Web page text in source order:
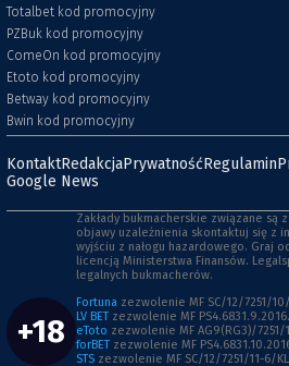
Totalbet kod promocyjny
PZBuk kod promocyjny
ComeOn kod promocyjny
Etoto kod promocyjny
Betway kod promocyjny
Bwin kod promocyjny
KontaktRedakcjaPrywatnośćRegulamin
Google News
+18
Zakłady bukmacherskie związane są
objawy uzależnienia skontaktuj się z
wyjściu z nałogu hazardowego. Graj
licencją Ministerstwa Finansów.
legalnych bukmacherów.
Fortuna zezwolenie MF SC/12/7251/10/
LV BET zezwolenie MF
eToto zezwolenie MF AG9(RG3)/7251/
forBET zezwolenie MF
STS zezwolenie MF SC/12/7251/11-6/